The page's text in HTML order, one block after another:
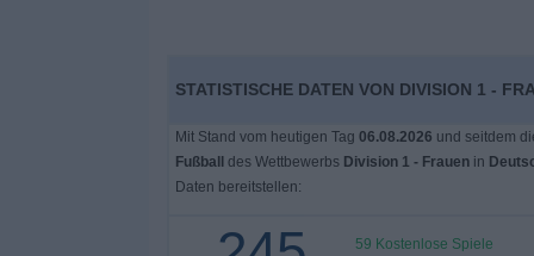
STATISTISCHE DATEN VON DIVISION 1 -
Mit Stand vom heutigen Tag 06.08.2026 und seitdem
Fußball
des Wettbewerbs Division 1 - Frauenin
Daten bereitstellen:
59 Kostenlose Spiele